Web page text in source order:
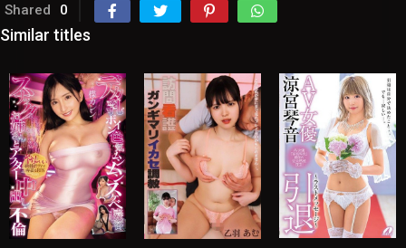
Shared 0
Similar titles